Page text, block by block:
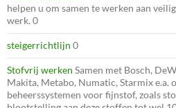
helpen u om samen te werken aan
werk. 0
steigerrichtlijn 0
Stofvrij werken Samen met Bosch,
Makita, Metabo, Numatic, Starmix e.a.
beheerssystemen voor fijnstof, zoals